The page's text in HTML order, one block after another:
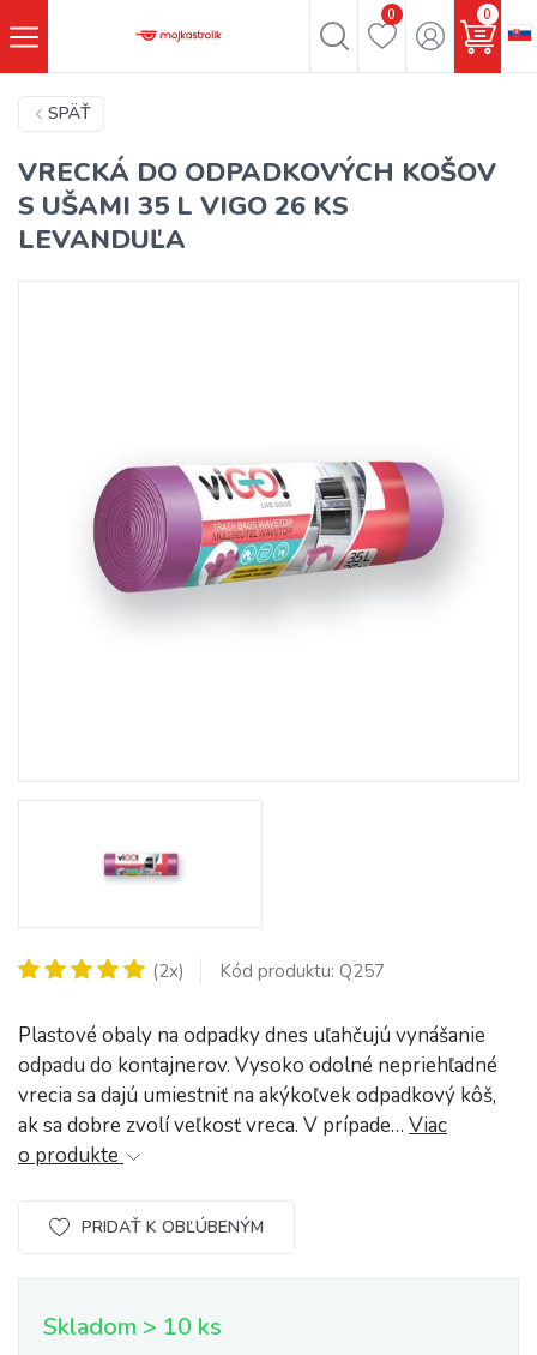
0 0
SPÄŤ
VRECKÁ DO ODPADKOVÝCH KOŠOV
S UŠAMI 35 L VIGO 26 KS
LEVANDUĽA
(2x) Kód produktu: Q257
Plastové obaly na odpadky dnes uľahčujú vynášanie
odpadu do kontajnerov. Vysoko odolné nepriehľadné
vrecia sa dajú umiestniť na akýkoľvek odpadkový kôš,
ak sa dobre zvolí veľkosť vreca. V prípade… Viac
o produkte
PRIDAŤ K OBĽÚBENÝM
Skladom > 10 ks